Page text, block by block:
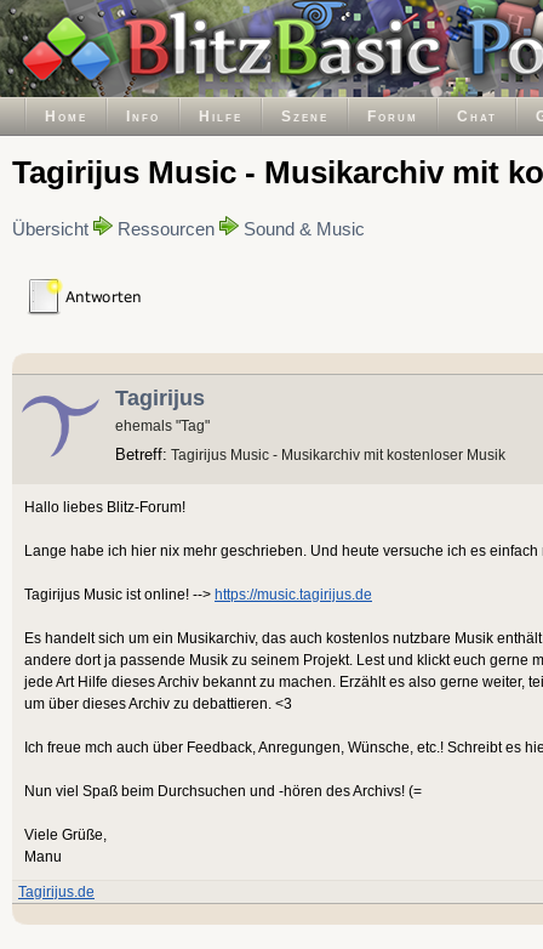
Home Info Hilfe Szene Forum Chat
Tagirijus Music - Musikarchiv mit
Übersicht Ressourcen Sound & Music
Tagirijus
ehemals "Tag"
Betreff: Tagirijus Music - Musikarchiv mit kostenloser Musik
Hallo liebes Blitz-Forum!
Lange habe ich hier nix mehr geschrieben. Und heute versuche ich es einfach
Tagirijus Music ist online! --> https://music.tagirijus.de
Es handelt sich um ein Musikarchiv, das auch kostenlos nutzbare Musik
andere dort ja passende Musik zu seinem Projekt. Lest und klickt euch gerne
jede Art Hilfe dieses Archiv bekannt zu machen. Erzählt es also gerne weiter,
um über dieses Archiv zu debattieren. <3
Ich freue mch auch über Feedback, Anregungen, Wünsche, etc.! Schreibt es
Nun viel Spaß beim Durchsuchen und -hören des Archivs! (=
Viele Grüße,
Manu
Tagirijus.de